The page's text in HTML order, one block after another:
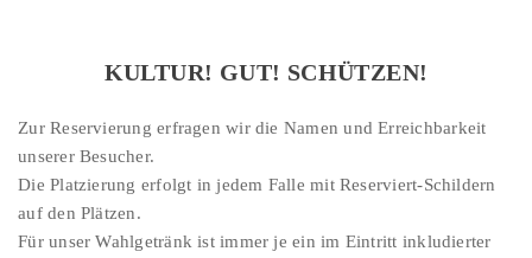
KULTUR! GUT! SCHÜTZEN!
Zur Reservierung erfragen wir die Namen und Erreichbarkeit
unserer Besucher.
Die Platzierung erfolgt in jedem Falle mit Reserviert-Schildern
auf den Plätzen.
Für unser Wahlgetränk ist immer je ein im Eintritt inkludierter